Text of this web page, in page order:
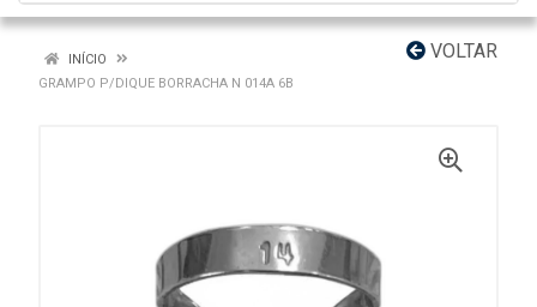
VOLTAR
INÍCIO
GRAMPO P/DIQUE BORRACHA N 014A 6B